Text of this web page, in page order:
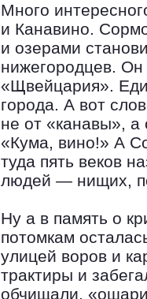
Много
и Канавино.
и озерами
нижегородцев.
«Щвейцария».
города. А вот
не от «канавы», а
«Кума, вино!» А
туда пять веков
людей — нищих,
Ну а в память о
потомкам
улицей воров и
трактиры и
обчищали,